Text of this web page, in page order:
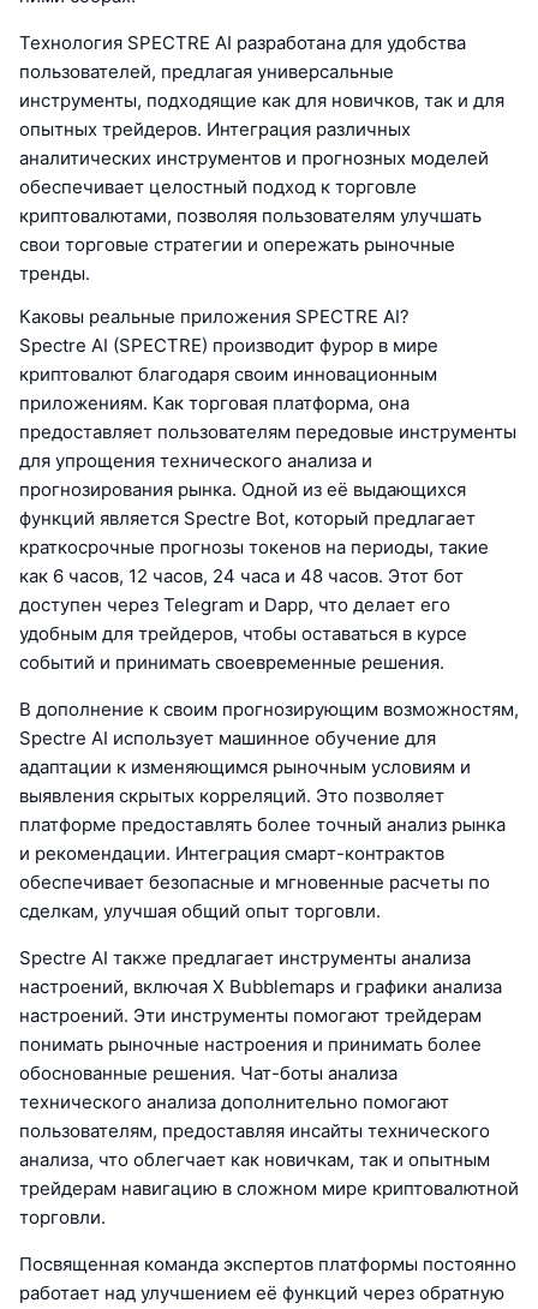
Технология SPECTRE AI разработана для удобства
пользователей, предлагая универсальные
инструменты, подходящие как для новичков, так и для
опытных трейдеров. Интеграция различных
аналитических инструментов и прогнозных моделей
обеспечивает целостный подход к торговле
криптовалютами, позволяя пользователям улучшать
свои торговые стратегии и опережать рыночные
тренды.
Каковы реальные приложения SPECTRE AI?
Spectre AI (SPECTRE) производит фурор в мире
криптовалют благодаря своим инновационным
приложениям. Как торговая платформа, она
предоставляет пользователям передовые инструменты
для упрощения технического анализа и
прогнозирования рынка. Одной из её выдающихся
функций является Spectre Bot, который предлагает
краткосрочные прогнозы токенов на периоды, такие
как 6 часов, 12 часов, 24 часа и 48 часов. Этот бот
доступен через Telegram и Dapp, что делает его
удобным для трейдеров, чтобы оставаться в курсе
событий и принимать своевременные решения.
В дополнение к своим прогнозирующим возможностям,
Spectre AI использует машинное обучение для
адаптации к изменяющимся рыночным условиям и
выявления скрытых корреляций. Это позволяет
платформе предоставлять более точный анализ рынка
и рекомендации. Интеграция смарт-контрактов
обеспечивает безопасные и мгновенные расчеты по
сделкам, улучшая общий опыт торговли.
Spectre AI также предлагает инструменты анализа
настроений, включая X Bubblemaps и графики анализа
настроений. Эти инструменты помогают трейдерам
понимать рыночные настроения и принимать более
обоснованные решения. Чат-боты анализа
технического анализа дополнительно помогают
пользователям, предоставляя инсайты технического
анализа, что облегчает как новичкам, так и опытным
трейдерам навигацию в сложном мире криптовалютной
торговли.
Посвященная команда экспертов платформы постоянно
работает над улучшением её функций через обратную